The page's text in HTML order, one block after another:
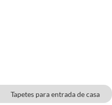
Tapetes para entrada de casa